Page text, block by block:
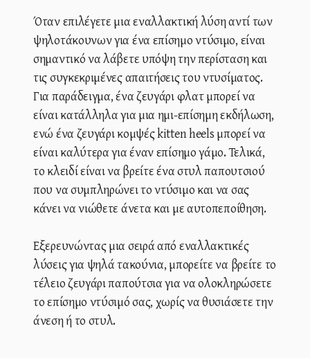
Όταν επιλέγετε μια εναλλακτική λύση αντί των
ψηλοτάκουνων για ένα επίσημο ντύσιμο, είναι
σημαντικό να λάβετε υπόψη την περίσταση και
τις συγκεκριμένες απαιτήσεις του ντυσίματος.
Για παράδειγμα, ένα ζευγάρι φλατ μπορεί να
είναι κατάλληλα για μια ημι-επίσημη εκδήλωση,
ενώ ένα ζευγάρι κομψές kitten heels μπορεί να
είναι καλύτερα για έναν επίσημο γάμο. Τελικά,
το κλειδί είναι να βρείτε ένα στυλ παπουτσιού
που να συμπληρώνει το ντύσιμο και να σας
κάνει να νιώθετε άνετα και με αυτοπεποίθηση.
Εξερευνώντας μια σειρά από εναλλακτικές
λύσεις για ψηλά τακούνια, μπορείτε να βρείτε το
τέλειο ζευγάρι παπούτσια για να ολοκληρώσετε
το επίσημο ντύσιμό σας, χωρίς να θυσιάσετε την
άνεση ή το στυλ.